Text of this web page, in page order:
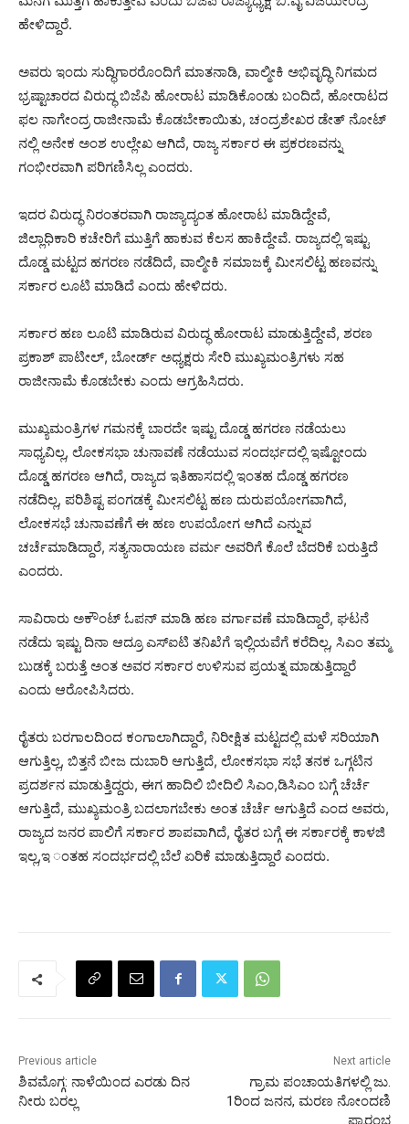
ಹೇಳಿದ್ದಾರೆ.
ಅವರು ಇಂದು ಸುದ್ಧಿಗಾರರೊಂದಿಗೆ ಮಾತನಾಡಿ, ವಾಲ್ಮೀಕಿ ಅಭಿವೃದ್ಧಿ ನಿಗಮದ
ಭ್ರಷ್ಟಾಚಾರದ ವಿರುದ್ಧ ಬಿಜೆಪಿ ಹೋರಾಟ ಮಾಡಿಕೊಂಡು ಬಂದಿದೆ, ಹೋರಾಟದ
ಫಲ ನಾಗೇಂದ್ರ ರಾಜೀನಾಮೆ ಕೊಡಬೇಕಾಯಿತು, ಚಂದ್ರಶೇಖರ ಡೇತ್ ನೋಟ್
ನಲ್ಲಿ ಅನೇಕ ಅಂಶ ಉಲ್ಲೇಖ ಆಗಿದೆ, ರಾಜ್ಯ ಸರ್ಕಾರ ಈ ಪ್ರಕರಣವನ್ನು
ಗಂಭೀರವಾಗಿ ಪರಿಗಣಿಸಿಲ್ಲ ಎಂದರು.
ಇದರ ವಿರುದ್ಧ ನಿರಂತರವಾಗಿ ರಾಜ್ಯಾದ್ಯಂತ ಹೋರಾಟ ಮಾಡಿದ್ದೇವೆ,
ಜಿಲ್ಲಾಧಿಕಾರಿ ಕಚೇರಿಗೆ ಮುತ್ತಿಗೆ ಹಾಕುವ ಕೆಲಸ ಹಾಕಿದ್ದೇವೆ. ರಾಜ್ಯದಲ್ಲಿ ಇಷ್ಟು
ದೊಡ್ಡ ಮಟ್ಟದ ಹಗರಣ ನಡೆದಿದೆ, ವಾಲ್ಮೀಕಿ ಸಮಾಜಕ್ಕೆ ಮೀಸಲಿಟ್ಟ ಹಣವನ್ನು
ಸರ್ಕಾರ ಲೂಟಿ ಮಾಡಿದೆ ಎಂದು ಹೇಳಿದರು.
ಸರ್ಕಾರ ಹಣ ಲೂಟಿ ಮಾಡಿರುವ ವಿರುದ್ಧ ಹೋರಾಟ ಮಾಡುತ್ತಿದ್ದೇವೆ, ಶರಣ
ಪ್ರಕಾಶ್ ಪಾಟೀಲ್, ಬೋರ್ಡ್ ಅಧ್ಯಕ್ಷರು ಸೇರಿ ಮುಖ್ಯಮಂತ್ರಿಗಳು ಸಹ
ರಾಜೀನಾಮೆ ಕೊಡಬೇಕು ಎಂದು ಆಗ್ರಹಿಸಿದರು.
ಮುಖ್ಯಮಂತ್ರಿಗಳ ಗಮನಕ್ಕೆ ಬಾರದೇ ಇಷ್ಟು ದೊಡ್ಡ ಹಗರಣ ನಡೆಯಲು
ಸಾಧ್ಯವಿಲ್ಲ, ಲೋಕಸಭಾ ಚುನಾವಣೆ ನಡೆಯುವ ಸಂದರ್ಭದಲ್ಲಿ ಇಷ್ಟೋಂದು
ದೊಡ್ಡ ಹಗರಣ ಆಗಿದೆ, ರಾಜ್ಯದ ಇತಿಹಾಸದಲ್ಲಿ ಇಂತಹ ದೊಡ್ಡ ಹಗರಣ
ನಡೆದಿಲ್ಲ, ಪರಿಶಿಷ್ಟ ಪಂಗಡಕ್ಕೆ ಮೀಸಲಿಟ್ಟ ಹಣ ದುರುಪಯೋಗವಾಗಿದೆ,
ಲೋಕಸಭೆ ಚುನಾವಣೆಗೆ ಈ ಹಣ ಉಪಯೋಗ ಆಗಿದೆ ಎನ್ನುವ
ಚರ್ಚೆಮಾಡಿದ್ದಾರೆ, ಸತ್ಯನಾರಾಯಣ ವರ್ಮ ಅವರಿಗೆ ಕೊಲೆ ಬೆದರಿಕೆ ಬರುತ್ತಿದೆ
ಎಂದರು.
ಸಾವಿರಾರು ಅಕೌಂಟ್ ಓಪನ್ ಮಾಡಿ ಹಣ ವರ್ಗಾವಣೆ ಮಾಡಿದ್ದಾರೆ, ಘಟನೆ
ನಡೆದು ಇಷ್ಟು ದಿನಾ ಆದ್ರೂ ಎಸ್‌ಐಟಿ ತನಿಖೆಗೆ ಇಲ್ಲಿಯವೆಗೆ ಕರೆದಿಲ್ಲ, ಸಿಎಂ ತಮ್ಮ
ಬುಡಕ್ಕೆ ಬರುತ್ತೆ ಅಂತ ಅವರ ಸರ್ಕಾರ ಉಳಿಸುವ ಪ್ರಯತ್ನ ಮಾಡುತ್ತಿದ್ದಾರೆ
ಎಂದು ಆರೋಪಿಸಿದರು.
ರೈತರು ಬರಗಾಲದಿಂದ ಕಂಗಾಲಾಗಿದ್ದಾರೆ, ನಿರೀಕ್ಷಿತ ಮಟ್ಟದಲ್ಲಿ ಮಳೆ ಸರಿಯಾಗಿ
ಆಗುತ್ತಿಲ್ಲ, ಬಿತ್ತನೆ ಬೀಜ ದುಬಾರಿ ಆಗುತ್ತಿದೆ, ಲೋಕಸಭಾ ಸಭೆ ತನಕ ಒಗ್ಗಟಿನ
ಪ್ರದರ್ಶನ ಮಾಡುತ್ತಿದ್ದರು, ಈಗ ಹಾದಿಲಿ ಬೀದಿಲಿ ಸಿಎಂ,ಡಿಸಿಎಂ ಬಗ್ಗೆ ಚೆರ್ಚೆ
ಆಗುತ್ತಿದೆ, ಮುಖ್ಯಮಂತ್ರಿ ಬದಲಾಗಬೇಕು ಅಂತ ಚೆರ್ಚೆ ಆಗುತ್ತಿದೆ ಎಂದ ಅವರು,
ರಾಜ್ಯದ ಜನರ ಪಾಲಿಗೆ ಸರ್ಕಾರ ಶಾಪವಾಗಿದೆ, ರೈತರ ಬಗ್ಗೆ ಈ ಸರ್ಕಾರಕ್ಕೆ ಕಾಳಜಿ
ಇಲ್ಲ,ಇ ಂತಹ ಸಂದರ್ಭದಲ್ಲಿ ಬೆಲೆ ಏರಿಕೆ ಮಾಡುತ್ತಿದ್ದಾರೆ ಎಂದರು.
Previous article
ಶಿವಮೊಗ್ಗ: ನಾಳೆಯಿಂದ ಎರಡು ದಿನ
ನೀರು ಬರಲ್ಲ
Next article
ಗ್ರಾಮ ಪಂಚಾಯತಿಗಳಲ್ಲಿ ಜು.
1ರಿಂದ ಜನನ, ಮರಣ ನೋಂದಣಿ
ಪ್ರಾರಂಭ